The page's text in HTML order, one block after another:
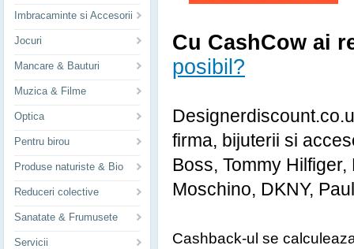
Cu CashCow ai
posibil?
firma, bijuterii si
Boss, Tommy
Moschino, DKNY,
Cashback-ul se
Imbracaminte si Accesorii
Jocuri
Mancare & Bauturi
Muzica & Filme
Optica
Pentru birou
Produse naturiste & Bio
Reduceri colective
Sanatate & Frumusete
Servicii